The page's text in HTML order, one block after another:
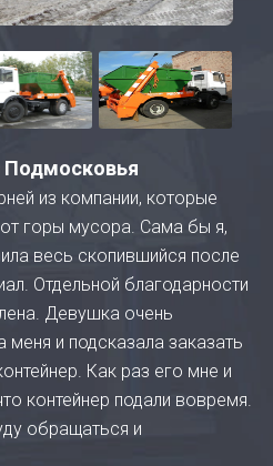
Подмосковья
из компании, которые
горы мусора. Сама бы я,
весь скопившийся после
Отдельной благодарности
Девушка очень
и подсказала заказать
Как раз его мне и
контейнер подали вовремя.
обращаться и